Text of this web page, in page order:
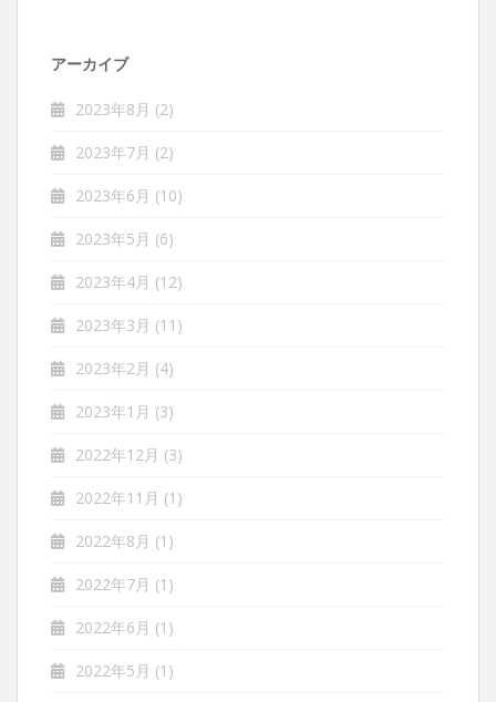
アーカイブ
2023年8月 (2)
2023年7月 (2)
2023年6月 (10)
2023年5月 (6)
2023年4月 (12)
2023年3月 (11)
2023年2月 (4)
2023年1月 (3)
2022年12月 (3)
2022年11月 (1)
2022年8月 (1)
2022年7月 (1)
2022年6月 (1)
2022年5月 (1)